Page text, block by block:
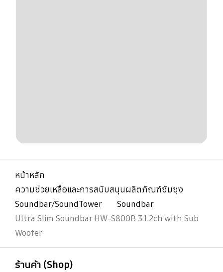
หน้าหลัก
ความช่วยเหลือและการสนับสนุนผลิตภัณฑ์ซัมซุง
Soundbar/SoundTower
Soundbar
Ultra Slim Soundbar HW-S800B 3.1.2ch with Sub
Woofer
ร้านค้า (Shop)